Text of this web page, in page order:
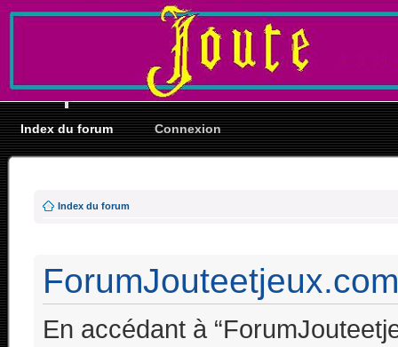
Index du forum Connexion
Index du forum
En accédant à